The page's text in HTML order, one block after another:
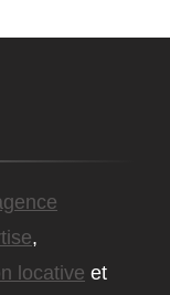
,
locative et